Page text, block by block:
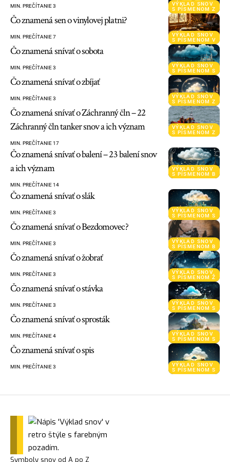
VÝKLAD SNOV
S PÍSMENOM Z
MIN. PREČÍTANIE 3
VÝKLAD SNOV
S PÍSMENOM V
Čo znamená sen o vinylovej platni?
MIN. PREČÍTANIE 7
VÝKLAD SNOV
S PÍSMENOM S
Čo znamená snívať o sobota
MIN. PREČÍTANIE 3
VÝKLAD SNOV
S PÍSMENOM Z
Čo znamená snívať o zbíjať
MIN. PREČÍTANIE 3
VÝKLAD SNOV
S PÍSMENOM Z
Čo znamená snívať o Záchranný čln – 22
Záchranný čln tanker snov a ich význam
MIN. PREČÍTANIE 17
VÝKLAD SNOV
S PÍSMENOM B
Čo znamená snívať o balení – 23 balení snov
a ich význam
MIN. PREČÍTANIE 14
VÝKLAD SNOV
S PÍSMENOM S
Čo znamená snívať o slák
MIN. PREČÍTANIE 3
VÝKLAD SNOV
S PÍSMENOM B
Čo znamená snívať o Bezdomovec?
MIN. PREČÍTANIE 3
VÝKLAD SNOV
S PÍSMENOM Ž
Čo znamená snívať o žobrať
MIN. PREČÍTANIE 3
VÝKLAD SNOV
S PÍSMENOM S
Čo znamená snívať o stávka
MIN. PREČÍTANIE 3
VÝKLAD SNOV
S PÍSMENOM S
Čo znamená snívať o sprosták
MIN. PREČÍTANIE 4
VÝKLAD SNOV
S PÍSMENOM S
Čo znamená snívať o spis
MIN. PREČÍTANIE 3
Symboly snov od A po Z